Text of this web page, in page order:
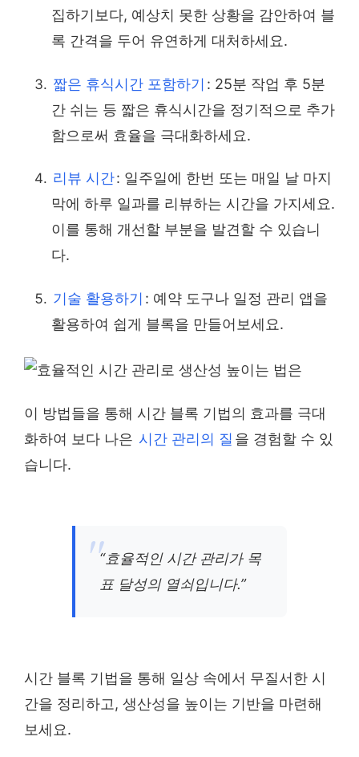
집하기보다, 예상치 못한 상황을 감안하여 블
록 간격을 두어 유연하게 대처하세요.
짧은 휴식시간 포함하기 : 25분 작업 후 5분
간 쉬는 등 짧은 휴식시간을 정기적으로 추가
함으로써 효율을 극대화하세요.
리뷰 시간: 일주일에 한번 또는 매일 날 마지
막에 하루 일과를 리뷰하는 시간을 가지세요.
이를 통해 개선할 부분을 발견할 수 있습니
다.
기술 활용하기 : 예약 도구나 일정 관리 앱을
활용하여 쉽게 블록을 만들어보세요.
이 방법들을 통해 시간 블록 기법의 효과를 극대
화하여 보다 나은 시간 관리의 질 을 경험할 수 있
습니다.
“효율적인 시간 관리가 목
표 달성의 열쇠입니다.”
시간 블록 기법을 통해 일상 속에서 무질서한 시
간을 정리하고, 생산성을 높이는 기반을 마련해
보세요.